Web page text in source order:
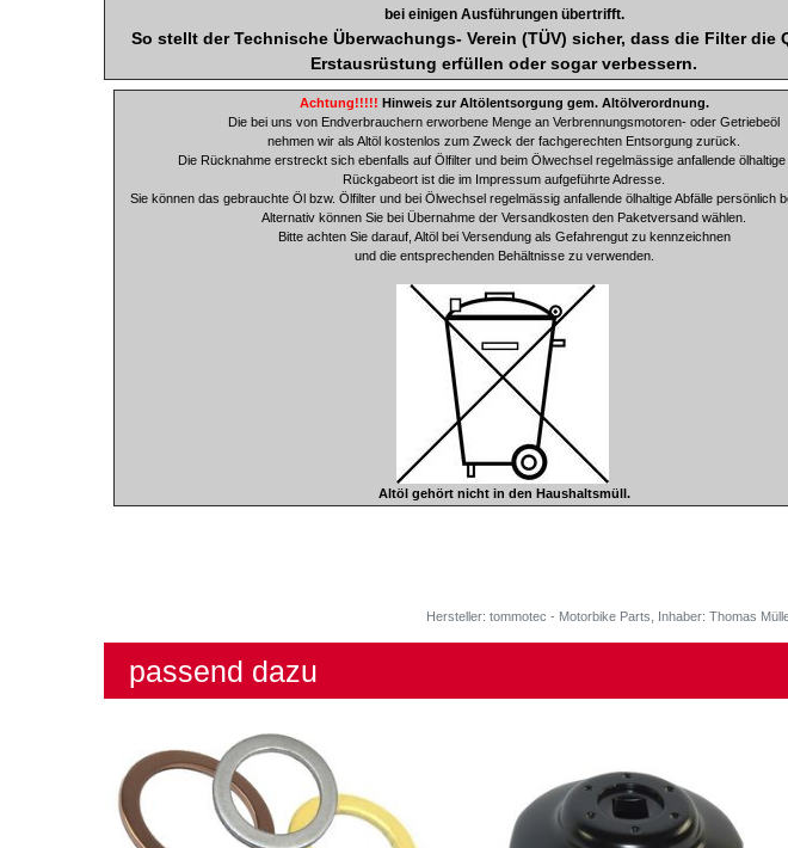
bei einigen Ausführungen übertrifft.
So stellt der Technische Überwachungs- Verein (TÜV) sicher, dass die Filter die
Erstausrüstung erfüllen oder sogar verbessern.
Achtung!!!!! Hinweis zur Altölentsorgung gem. Altölverordnung.
Die bei uns von Endverbrauchern erworbene Menge an Verbrennungsmotoren- oder Getriebeöl
nehmen wir als Altöl kostenlos zum Zweck der fachgerechten Entsorgung zurück.
Die Rücknahme erstreckt sich ebenfalls auf Ölfilter und beim Ölwechsel regelmässige anfallende ölhaltige
Rückgabeort ist die im Impressum aufgeführte Adresse.
Sie können das gebrauchte Öl bzw. Ölfilter und bei Ölwechsel regelmässig anfallende ölhaltige Abfälle persönlich
Alternativ können Sie bei Übernahme der Versandkosten den Paketversand wählen.
Bitte achten Sie darauf, Altöl bei Versendung als Gefahrengut zu kennzeichnen
und die entsprechenden Behältnisse zu verwenden.
Altöl gehört nicht in den Haushaltsmüll.
Hersteller: tommotec - Motorbike Parts, Inhaber: Thomas
passend dazu